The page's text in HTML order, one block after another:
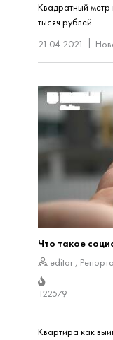
Квадратный метр
тысяч рублей
21.04.2021
Что такое
editor ,
122579
Квартира как